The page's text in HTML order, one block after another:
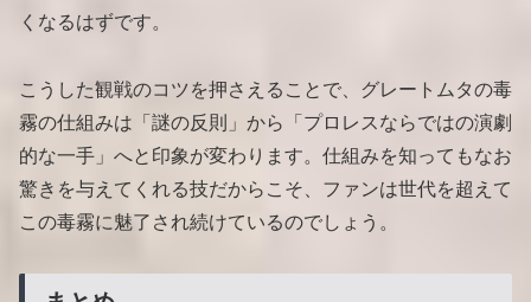
くなるはずです。
こうした観戦のコツを押さえることで、グレートムタの毒
霧の仕組みは「謎の反則」から「プロレスならではの演劇
的な一手」へと印象が変わります。仕組みを知ってもなお
驚きを与えてくれる技だからこそ、ファンは世代を超えて
この毒霧に魅了され続けているのでしょう。